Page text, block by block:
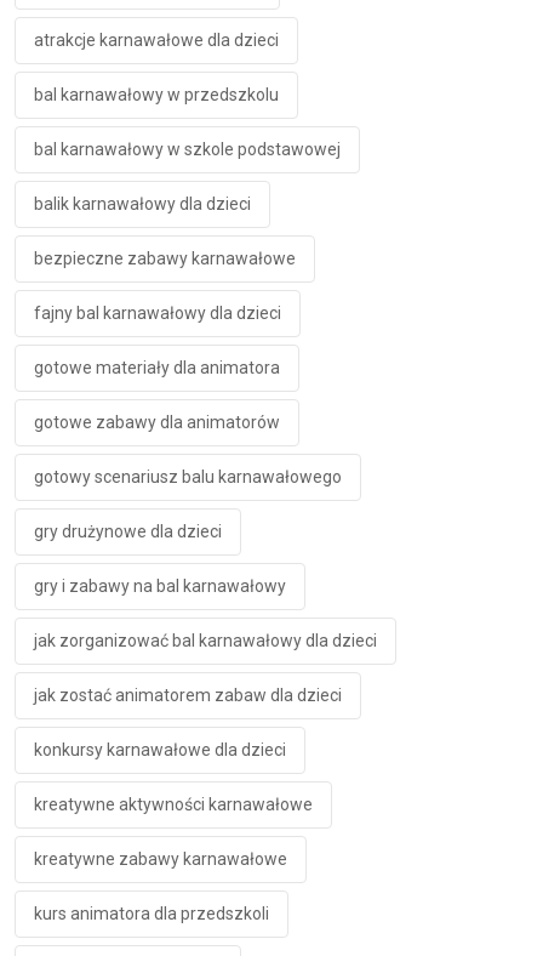
atrakcje karnawałowe dla dzieci
bal karnawałowy w przedszkolu
bal karnawałowy w szkole podstawowej
balik karnawałowy dla dzieci
bezpieczne zabawy karnawałowe
fajny bal karnawałowy dla dzieci
gotowe materiały dla animatora
gotowe zabawy dla animatorów
gotowy scenariusz balu karnawałowego
gry drużynowe dla dzieci
gry i zabawy na bal karnawałowy
jak zorganizować bal karnawałowy dla dzieci
jak zostać animatorem zabaw dla dzieci
konkursy karnawałowe dla dzieci
kreatywne aktywności karnawałowe
kreatywne zabawy karnawałowe
kurs animatora dla przedszkoli